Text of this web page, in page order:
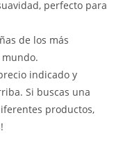
perfecto para
de los más
indicado y
Si buscas una
productos,